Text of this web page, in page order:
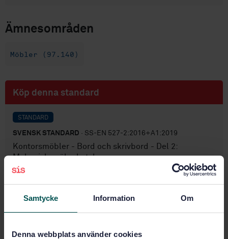
Samtycke Information Om
Denna webbplats använder cookies
Ämnesområden
Möbler (97.140)
Köp denna standard
STANDARD
SVENSK STANDARD · SS-EN 527-2:2016+A1:2019
Kontorsmöbler - Bord och skrivbord - Del 2:
Mekaniska säkerhetskrav
Pris: 789 SEK
PDF